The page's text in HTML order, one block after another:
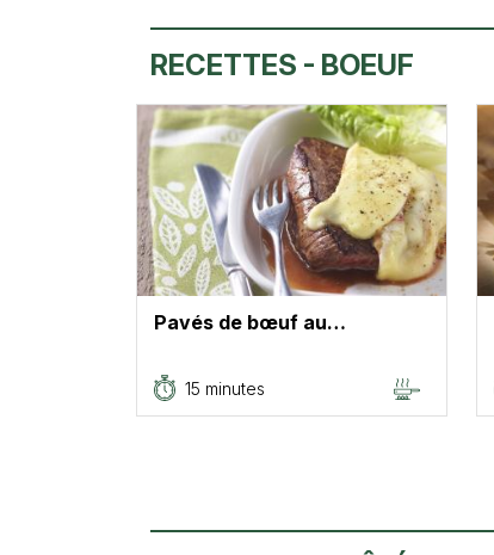
RECETTES - BOEUF
Pavés de bœuf au…
15 minutes